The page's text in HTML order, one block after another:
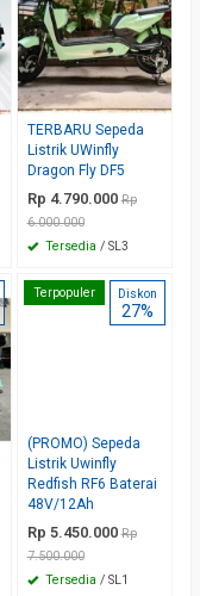
TERBARU Sepeda
Listrik UWinfly
Dragon Fly DF5
Rp 4.790.000 Rp
6.000.000
Tersedia / SL3
Terpopuler Diskon
27%
(PROMO) Sepeda
Listrik Uwinfly
Redfish RF6 Baterai
48V/12Ah
Rp 5.450.000 Rp
7.500.000
Tersedia / SL1